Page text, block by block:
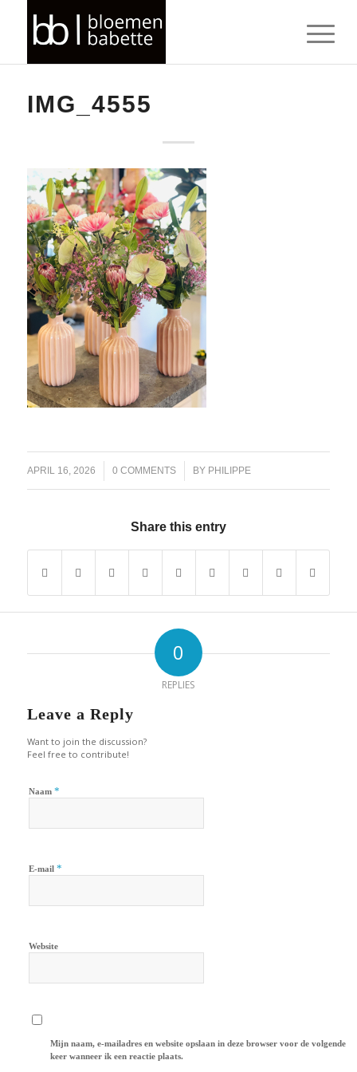
IMG_4555
APRIL 16, 2026 0 COMMENTS
/ BY PHILIPPE
Share this entry
0
REPLIES
Leave a Reply
Want to join the discussion?
Feel free to contribute!
Naam *
E-mail *
Website
Mijn naam, e-mailadres en website opslaan in deze browser voor de volgende
keer wanneer ik een reactie plaats.